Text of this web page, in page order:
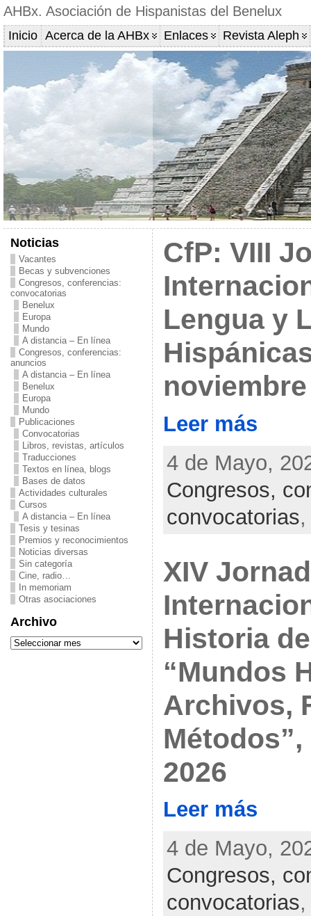
AHBx. Asociación de Hispanistas del Benelux
Inicio Acerca de la AHBx Enlaces Revista Aleph
Noticias
Vacantes
Becas y subvenciones
Congresos, conferencias:
convocatorias
Benelux
Europa
Mundo
A distancia – En línea
Congresos, conferencias:
anuncios
A distancia – En línea
Benelux
Europa
Mundo
Publicaciones
Convocatorias
Libros, revistas, artículos
Traducciones
Textos en línea, blogs
Bases de datos
Actividades culturales
Cursos
A distancia – En línea
Tesis y tesinas
Premios y reconocimientos
Noticias diversas
Sin categoría
Cine, radio…
In memoriam
Otras asociaciones
Archivo
CfP: VIII
Lengua y
Leer más
4 de Mayo,
Congresos,
convocatorias
XIV
Historia
“Mundos
Archivos,
2026
Leer más
4 de Mayo,
Congresos,
convocatorias